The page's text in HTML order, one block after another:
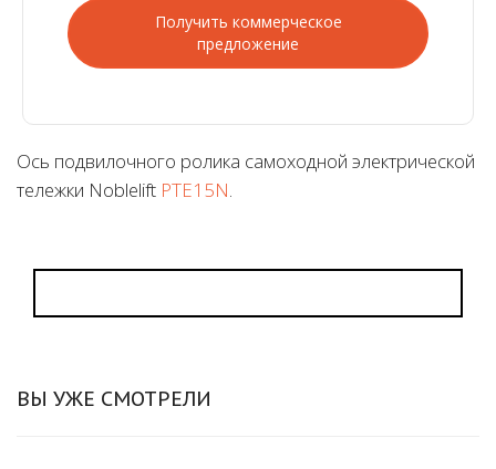
Получить коммерческое
предложение
Ось подвилочного ролика самоходной электрической
тележки Noblelift PTE15N.
ВЫ УЖЕ СМОТРЕЛИ